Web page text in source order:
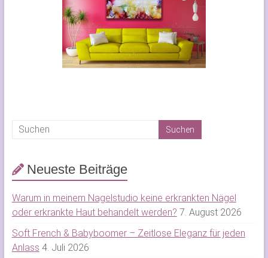
Neueste Beiträge
Warum in meinem Nagelstudio keine erkrankten Nägel
oder erkrankte Haut behandelt werden? 7. August 2026
Soft French & Babyboomer – Zeitlose Eleganz für jeden
Anlass 4. Juli 2026